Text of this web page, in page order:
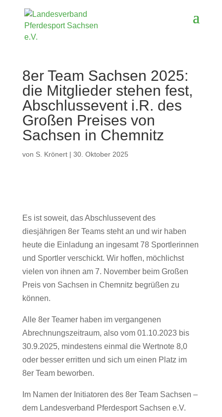
8er Team Sachsen 2025:
die Mitglieder stehen fest,
Abschlussevent i.R. des
Großen Preises von
Sachsen in Chemnitz
von S. Krönert| 30. Oktober 2025
Es ist soweit, das Abschlussevent des
diesjährigen 8er Teams steht an und wir haben
heute die Einladung an ingesamt 78 Sportlerinnen
und Sportler verschickt. Wir hoffen, möchlichst
vielen von ihnen am 7. November beim Großen
Preis von Sachsen in Chemnitz begrüßen zu
können.
Alle 8er Teamer haben im vergangenen
Abrechnungszeitraum, also vom 01.10.2023 bis
30.9.2025, mindestens einmal die Wertnote 8,0
oder besser erritten und sich um einen Platz im
8er Team beworben.
Im Namen der Initiatoren des 8er Team Sachsen –
dem Landesverband Pferdesport Sachsen e.V.